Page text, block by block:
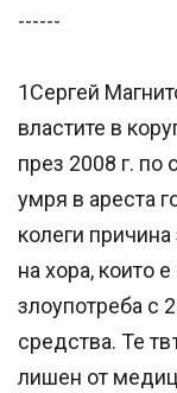
------
1Сергей
властите в
през 2008 г.
умря в ареста
колеги
на хора, които
злоупотреба с
средства. Те
лишен от